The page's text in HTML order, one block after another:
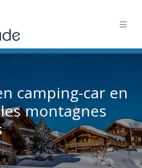
camping-car en
montagnes